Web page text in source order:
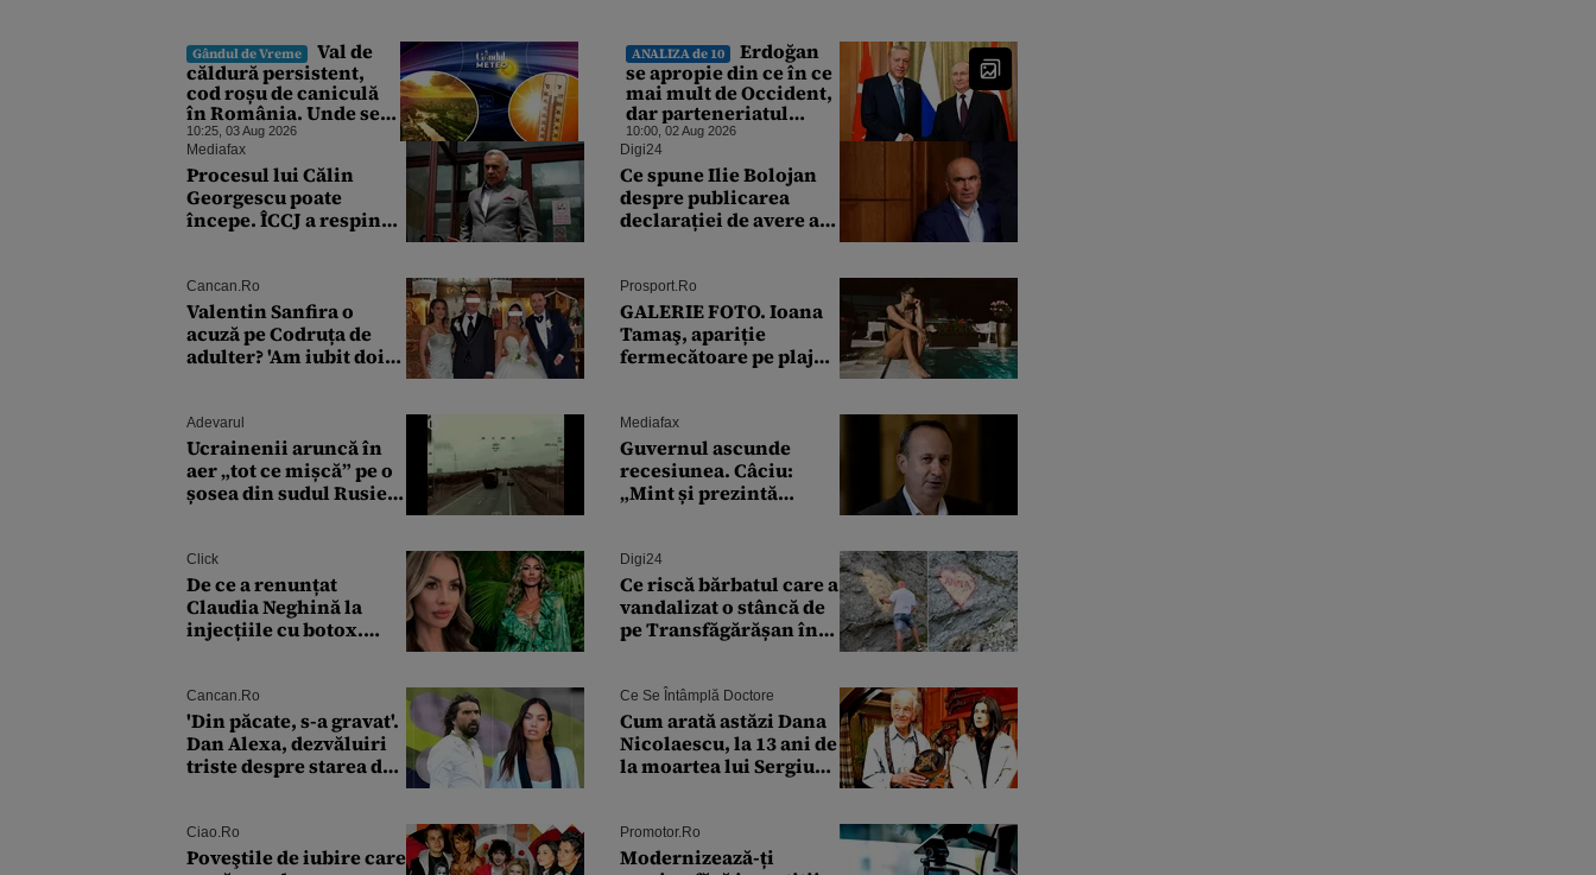
surprinde dacă Miruță
și USR ar acuza PSD și
de faptul că asupra
Europei s-a abătut o
cupolă de foc”
Gândul de Vreme
Val de
căldură persistent,
cod roșu de caniculă
în România. Unde se
vor înregistra
temperaturi de 40 de
grade, potrivit ANM
10:25, 03 Aug 2026
ANALIZA de 10
Erdoğan
se apropie din ce în ce
mai mult de Occident,
dar parteneriatul
dintre Rusia și Turcia
rezistă. De ce nu este
Moscova îngrijorată
de orientarea spre vest
a Ankarei
10:00, 02 Aug 2026
Mediafax
Procesul lui Călin
Georgescu poate
începe. ÎCCJ a respins
Digi24
Ce spune Ilie Bolojan
despre publicarea
declarației de avere a
Cancan.ro
Valentin Sanfira o
acuză pe Codruța de
adulter? 'Am iubit doi
Prosport.ro
GALERIE FOTO. Ioana
Tamaş, apariție
fermecătoare pe plajă!
Adevarul
Ucrainenii aruncă în
aer „tot ce mișcă” pe o
șosea din sudul Rusiei.
Crimeea este controlat
complet
Mediafax
Guvernul ascunde
recesiunea. Câciu:
„Mint și prezintă
Click
De ce a renunțat
Claudia Neghină la
injecțiile cu botox.
îngheață fața”
Digi24
Ce riscă bărbatul care a
vandalizat o stâncă de
pe Transfăgărășan în
Cancan.ro
'Din păcate, s-a gravat'.
Dan Alexa, dezvăluiri
triste despre starea de
avut cu două zile în
urmă
Ce Se Întâmplă Doctore
Cum arată astăzi Dana
Nicolaescu, la 13 ani de
la moartea lui Sergiu
surprins pe toți
Ciao.ro
Poveştile de iubire care
Promotor.ro
Modernizează-ți